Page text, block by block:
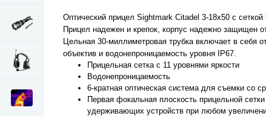
Оптический прицел Sightmark Citadel 3-18x50 c
Прицел надежен и крепок, корпус надежно защищен
Цельная 30-миллиметровая трубка включает в себя
объектив и водонепроницаемость уровня IP67.
Прицельная сетка с 11 уровнями яркости
Водонепроницаемость
6-кратная оптическая система для съемки со
Первая фокальная плоскость прицельной
удерживающих устройств при любом